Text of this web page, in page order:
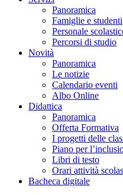
Panoramica
Famiglie e studenti
Personale
Percorsi di studio
Novità
Panoramica
Le notizie
Calendario eventi
Albo Online
Didattica
Panoramica
Offerta Formativa
I progetti delle
Piano per
Libri di testo
Orari attività
Bacheca digitale